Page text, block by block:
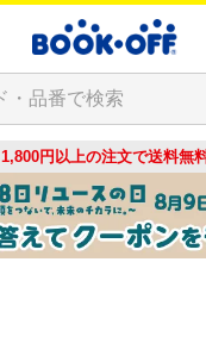
1,800円以上の注文で送料無